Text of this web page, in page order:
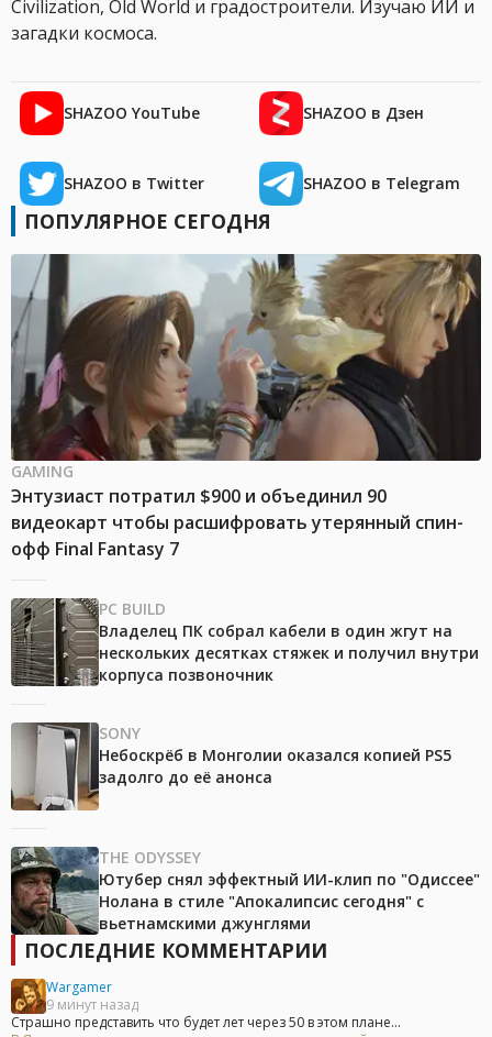
Civilization, Old World и градостроители. Изучаю ИИ и
загадки космоса.
SHAZOO YouTube SHAZOO в Дзен
SHAZOO в Twitter SHAZOO в Telegram
ПОПУЛЯРНОЕ СЕГОДНЯ
GAMING
Энтузиаст потратил $900 и объединил 90
видеокарт чтобы расшифровать утерянный спин-
офф Final Fantasy 7
PC BUILD
Владелец ПК собрал кабели в один жгут на
нескольких десятках стяжек и получил внутри
корпуса позвоночник
SONY
Небоскрёб в Монголии оказался копией PS5
задолго до её анонса
THE ODYSSEY
Ютубер снял эффектный ИИ-клип по "Одиссее"
Нолана в стиле "Апокалипсис сегодня" с
вьетнамскими джунглями
ПОСЛЕДНИЕ КОММЕНТАРИИ
Wargamer
9 минут назад
Страшно представить что будет лет через 50 в этом плане...